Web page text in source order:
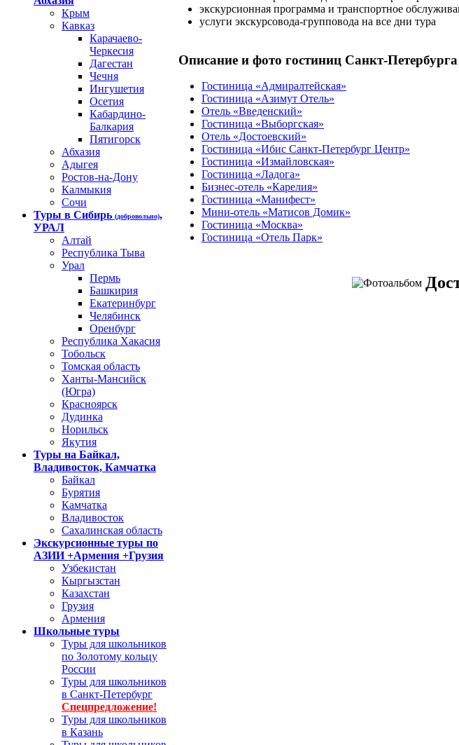
Крым
Кавказ
Карачаево-
Черкесия
Дагестан
Чечня
Ингушетия
Осетия
Кабардино-
Балкария
Пятигорск
Абхазия
Адыгея
Ростов-на-Дону
Калмыкия
Сочи
Туры в Сибирь (добровольно),
УРАЛ
Алтай
Республика Тыва
Урал
Пермь
Башкирия
Екатеринбург
Челябинск
Оренбург
Республика Хакасия
Тобольск
Томская область
Ханты-Мансийск
(Югра)
Красноярск
Дудинка
Норильск
Якутия
Туры на Байкал,
Владивосток, Камчатка
Байкал
Бурятия
Камчатка
Владивосток
Сахалинская область
Экскурсионные туры по
АЗИИ +Армения +Грузия
Узбекистан
Кыргызстан
Казахстан
Грузия
Армения
Школьные туры
Туры для школьников
по Золотому кольцу
России
Туры для школьников
в Санкт-Петербург
Спецпредложение!
Туры для школьников
в Казань
экскурсионная программа и транспортное
услуги экскурсовода-групповода на все дни тура
Описание и фото гостиниц Санкт-Петербурга
Гостиница «Адмиралтейская»
Гостиница «Азимут Отель»
Отель «Введенский»
Гостиница «Выборгская»
Отель «Достоевский»
Гостиница «Ибис Санкт-Петербург Центр»
Гостиница «Измайловская»
Гостиница «Ладога»
Бизнес-отель «Карелия»
Гостиница «Манифест»
Мини-отель «Матисов Домик»
Гостиница «Москва»
Гостиница «Отель Парк»